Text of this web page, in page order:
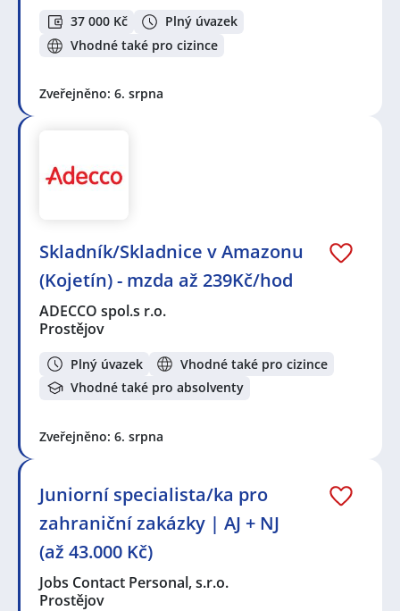
37 000 Kč
Plný úvazek
Vhodné také pro cizince
Zveřejněno: 6. srpna
Skladník/Skladnice v Amazonu
(Kojetín) - mzda až 239Kč/hod
ADECCO spol.s r.o.
Prostějov
Plný úvazek
Vhodné také pro cizince
Vhodné také pro absolventy
Zveřejněno: 6. srpna
Juniorní specialista/ka pro
zahraniční zakázky | AJ + NJ
(až 43.000 Kč)
Jobs Contact Personal, s.r.o.
Prostějov